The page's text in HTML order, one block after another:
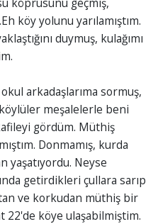
köy yolunu yarılamıştım.
duymuş, kulağımı
arkadaşlarıma sormuş,
meşalelerle beni
gördüm. Müthiş
Donmamış, kurda
yaşatıyordu. Neyse
getirdikleri çullara sarıp
ve korkudan müthiş bir
22'de köye ulaşabilmiştim.